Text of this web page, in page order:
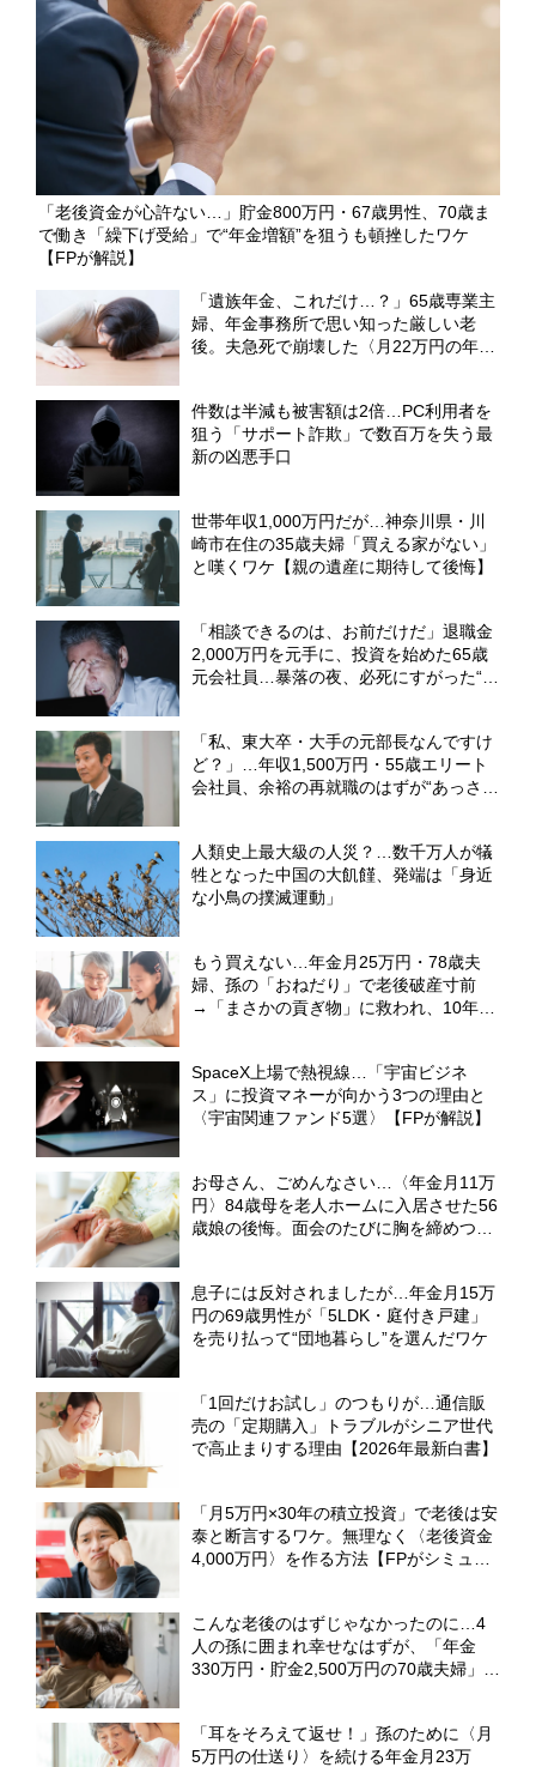
「老後資金が心許ない…」貯金800万円・67歳男性、70歳ま
で働き「繰下げ受給」で“年金増額”を狙うも頓挫したワケ
【FPが解説】
「遺族年金、これだけ…？」65歳専業主
婦、年金事務所で思い知った厳しい老
後。夫急死で崩壊した〈月22万円の年金
件数は半減も被害額は2倍…PC利用者を
狙う「サポート詐欺」で数百万を失う最
新の凶悪手口
世帯年収1,000万円だが…神奈川県・川
崎市在住の35歳夫婦「買える家がない」
と嘆くワケ【親の遺産に期待して後悔】
「相談できるのは、お前だけだ」退職金
2,000万円を元手に、投資を始めた65歳
元会社員…暴落の夜、必死にすがった“ま
「私、東大卒・大手の元部長なんですけ
ど？」…年収1,500万円・55歳エリート
会社員、余裕の再就職のはずが“あっさり
人類史上最大級の人災？…数千万人が犠
牲となった中国の大飢饉、発端は「身近
な小鳥の撲滅運動」
もう買えない…年金月25万円・78歳夫
婦、孫の「おねだり」で老後破産寸前
→「まさかの貢ぎ物」に救われ、10年越
SpaceX上場で熱視線…「宇宙ビジネ
ス」に投資マネーが向かう3つの理由と
〈宇宙関連ファンド5選〉【FPが解説】
お母さん、ごめんなさい…〈年金月11万
円〉84歳母を老人ホームに入居させた56
歳娘の後悔。面会のたびに胸を締めつけ
息子には反対されましたが…年金月15万
円の69歳男性が「5LDK・庭付き戸建」
を売り払って“団地暮らし”を選んだワケ
「1回だけお試し」のつもりが…通信販
売の「定期購入」トラブルがシニア世代
で高止まりする理由【2026年最新白書】
「月5万円×30年の積立投資」で老後は安
泰と断言するワケ。無理なく〈老後資金
4,000万円〉を作る方法【FPがシミュレ
こんな老後のはずじゃなかったのに…4
人の孫に囲まれ幸せなはずが、「年金
330万円・貯金2,500万円の70歳夫婦」の
「耳をそろえて返せ！」孫のために〈月
5万円の仕送り〉を続ける年金月23万